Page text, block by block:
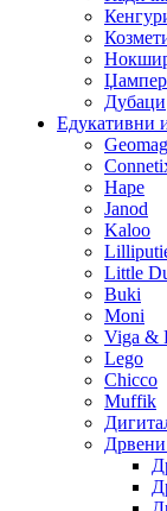
Дубаци
Едукативни
Geomag
Hape
Janod
Kaloo
Little
Buki
Moni
Viga &
Lego
Chicco
Muffik